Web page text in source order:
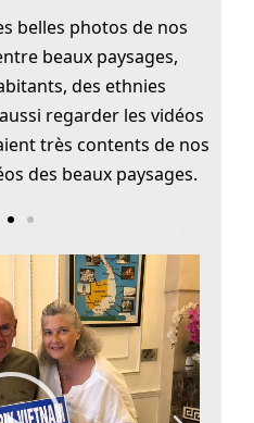
belles photos de nos
beaux paysages,
des ethnies
regarder les vidéos
très contents de nos
des beaux paysages.